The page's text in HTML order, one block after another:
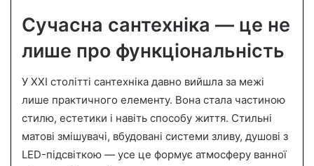
Сучасна сантехніка — це не
лише про функціональність
У XXI столітті сантехніка давно вийшла за межі
лише практичного елементу. Вона стала частиною
стилю, естетики і навіть способу життя. Стильні
матові змішувачі, вбудовані системи зливу, душові з
LED-підсвіткою — усе це формує атмосферу ванної